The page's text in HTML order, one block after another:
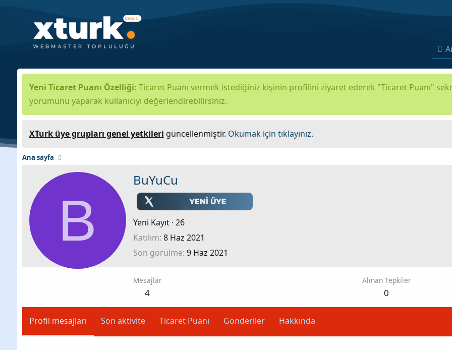
Yeni Ticaret Puanı Özelliği: Ticaret Puanı vermek istediğiniz kişinin profilini ziyaret ederek "Ticaret Puanı"
yorumunu yaparak kullanıcıyı değerlendirebilirsiniz.
XTurk üye grupları genel yetkileri güncellenmiştir. Okumak için tıklayınız.
Ana sayfa
B
BuYuCu
Yeni Kayıt · 26
Katılım 8 Haz 2021
Son görülme 9 Haz 2021
Mesajlar
4
Alınan Tepkiler
0
Profil mesajları Son aktivite Ticaret Puanı Gönderiler Hakkında